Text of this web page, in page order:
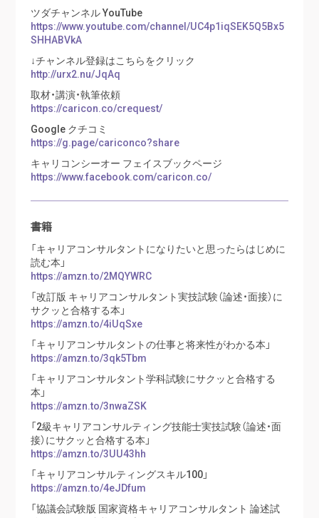
ツダチャンネル YouTube
https://www.youtube.com/channel/UC4p1iqSEK5Q5Bx5
SHHABVkA
↓チャンネル登録はこちらをクリック
http://urx2.nu/JqAq
取材・講演・執筆依頼
https://caricon.co/crequest/
Google クチコミ
https://g.page/cariconco?share
キャリコンシーオー フェイスブックページ
https://www.facebook.com/caricon.co/
書籍
「キャリアコンサルタントになりたいと思ったらはじめに
読む本」
https://amzn.to/2MQYWRC
「改訂版 キャリアコンサルタント実技試験（論述・面接）に
サクッと合格する本」
https://amzn.to/4iUqSxe
「キャリアコンサルタントの仕事と将来性がわかる本」
https://amzn.to/3qk5Tbm
「キャリアコンサルタント学科試験にサクッと合格する
本」
https://amzn.to/3nwaZSK
「2級キャリアコンサルティング技能士実技試験（論述・面
接）にサクッと合格する本」
https://amzn.to/3UU43hh
「キャリアコンサルティングスキル100」
https://amzn.to/4eJDfum
「協議会試験版 国家資格キャリアコンサルタント 論述試